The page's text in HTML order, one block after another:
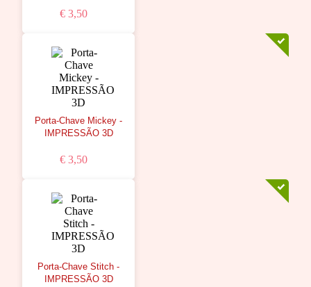
€ 3,50
Porta-Chave Mickey -
IMPRESSÃO 3D
€ 3,50
Porta-Chave Stitch -
IMPRESSÃO 3D